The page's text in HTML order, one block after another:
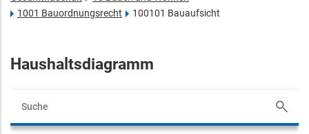
1001 Bauordnungsrecht
100101 Bauaufsicht
Haushaltsdiagramm